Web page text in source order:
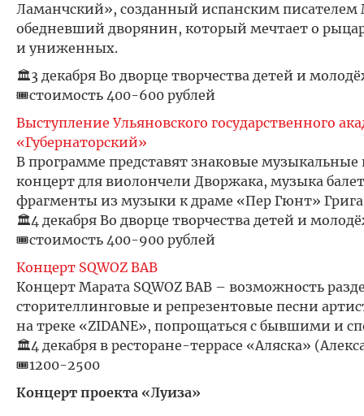
Ламанчский», созданный испанским писателем
обедневший дворянин, который мечтает о
и униженных.
🏛️3 декабря Во дворце творчества детей и
🎟️стоимость 400-600 рублей
Выступление Ульяновского государственного
«Губернаторский»
В программе представят знаковые музыкальные
концерт для виолончели Дворжака, музыка
фрагменты из музыки к драме «Пер Гюнт» Грига
🏛️4 декабря Во дворце творчества детей и
🎟️стоимость 400-900 рублей
Концерт SQWOZ BAB
Концерт Марата SQWOZ BAB – возможность
сторителлинговые и репрезентовые песни
на треке «ZIDANE», попрощаться с бывшими и
🏛️4 декабря в ресторане-террасе «Аляска»
🎟️1200-2500
Концерт проекта «Луиза»